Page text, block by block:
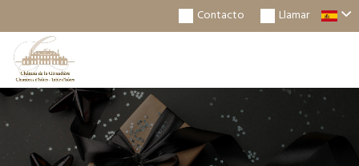
Llamar
Contacto